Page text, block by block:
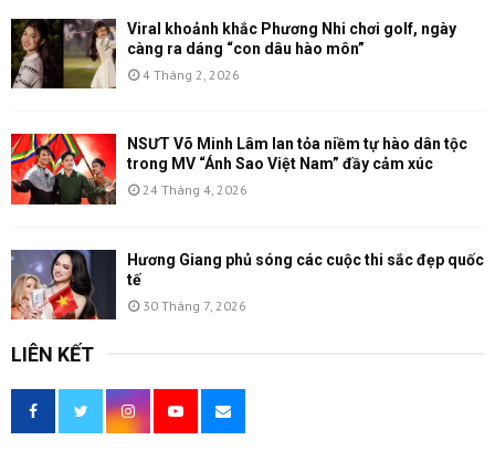
Viral khoảnh khắc Phương Nhi chơi golf, ngày
càng ra dáng “con dâu hào môn”
4 Tháng 2, 2026
NSƯT Võ Minh Lâm lan tỏa niềm tự hào dân tộc
trong MV “Ánh Sao Việt Nam” đầy cảm xúc
24 Tháng 4, 2026
Hương Giang phủ sóng các cuộc thi sắc đẹp quốc
tế
30 Tháng 7, 2026
LIÊN KẾT